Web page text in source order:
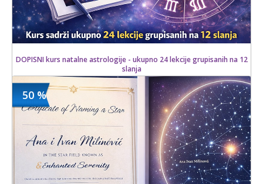
DOPISNI kurs natalne astrologije - ukupno 24 lekcije grupisanih na 12
slanja
Kupljeno
7 kom.
1100 din
3900 din
50 %